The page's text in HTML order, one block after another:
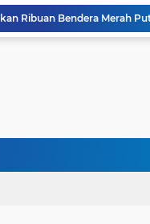
Prestasi Atlet Peparpeda